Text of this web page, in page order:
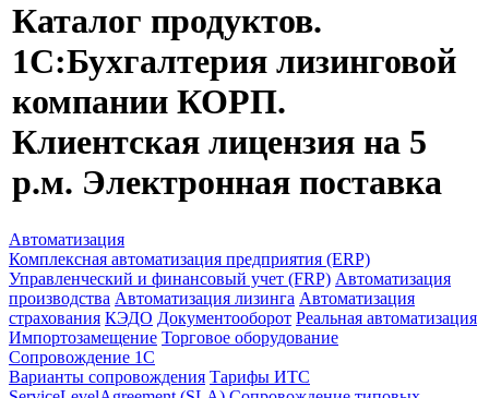
Каталог продуктов.
1С:Бухгалтерия лизинговой
компании КОРП.
Клиентская лицензия на 5
р.м. Электронная поставка
Автоматизация
Комплексная автоматизация предприятия (ERP)
Управленческий и финансовый учет (FRP) Автоматизация
производства Автоматизация лизинга Автоматизация
страхования КЭДО Документооборот Реальная автоматизация
Импортозамещение Торговое оборудование
Сопровождение 1С
Варианты сопровождения Тарифы ИТС